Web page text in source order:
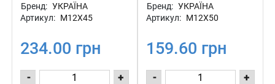
Бренд: УКРАЇНА
Артикул: М12Х45
234.00 грн
- +
Бренд: УКРАЇНА
Артикул: М12Х50
159.60 грн
- +